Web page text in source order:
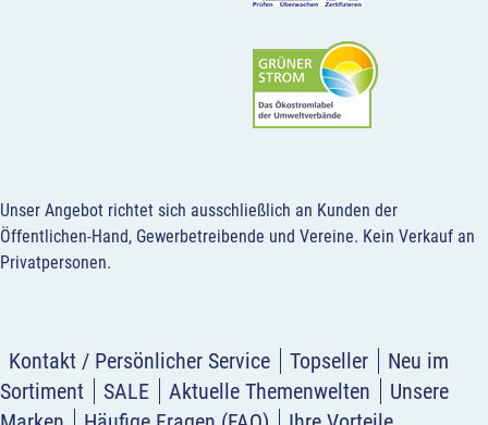
Unser Angebot richtet sich ausschließlich an Kunden der
Öffentlichen-Hand, Gewerbetreibende und Vereine. Kein Verkauf an
Privatpersonen.
Kontakt / Persönlicher Service Topseller
Neu im
Sortiment
SALE Aktuelle Themenwelten
Unsere